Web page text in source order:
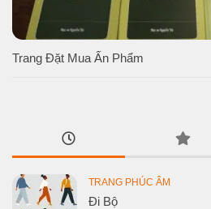
Trang Đặt Mua Ấn Phẩm
TRANG PHÚC ÂM
Đi Bộ